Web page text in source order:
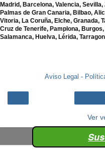
Madrid, Barcelona, Valencia,
Palmas de Gran Canaria, Bilbao,
Vitoria, La Coruña, Elche, Granada,
Cruz de Tenerife, Pamplona,
Salamanca, Huelva, Lérida,
Aviso Legal -
Ver
Con la